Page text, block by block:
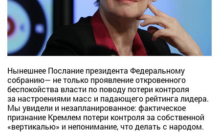
Нынешнее Послание президента Федеральному
собранию— не только проявление откровенного
беспокойства власти по поводу потери контроля
за настроениями масс и падающего рейтинга лидера.
Мы увидели и незапланированное: фактическое
признание Кремлем потери контроля за собственной
«вертикалью» и непонимание, что делать с народом.